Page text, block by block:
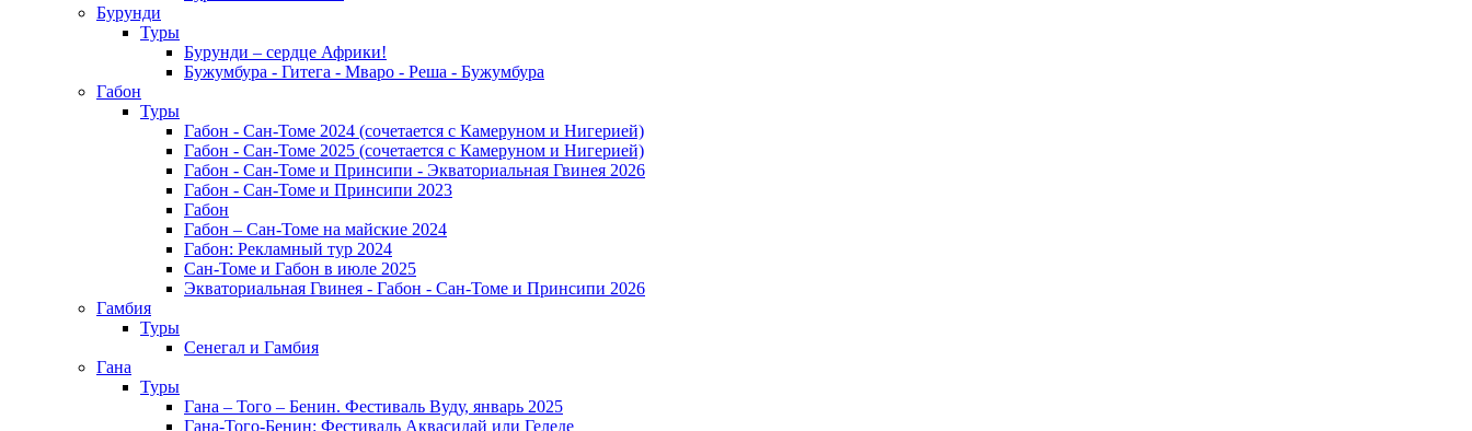
Бурунди
Туры
Бурунди – сердце Африки!
Бужумбура - Гитега - Мваро - Реша - Бужумбура
Габон
Туры
Габон - Сан-Томе 2024 (сочетается с Камеруном и Нигерией)
Габон - Сан-Томе 2025 (сочетается с Камеруном и Нигерией)
Габон - Сан-Томе и Принсипи - Экваториальная Гвинея 2026
Габон - Сан-Томе и Принсипи 2023
Габон
Габон – Сан-Томе на майские 2024
Габон: Рекламный тур 2024
Сан-Томе и Габон в июле 2025
Экваториальная Гвинея - Габон - Сан-Томе и Принсипи 2026
Гамбия
Туры
Сенегал и Гамбия
Гана
Туры
Гана – Того – Бенин. Фестиваль Вуду, январь 2025
Гана-Того-Бенин: Фестиваль Аквасидай или Геледе